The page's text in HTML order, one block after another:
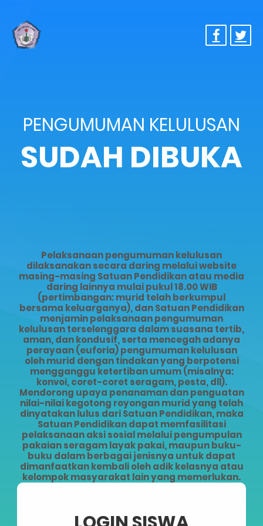
PENGUMUMAN KELULUSAN
SUDAH DIBUKA
Pelaksanaan pengumuman kelulusan
dilaksanakan secara daring melalui website
masing-masing Satuan Pendidikan atau media
daring lainnya mulai pukul 18.00 WIB
(pertimbangan: murid telah berkumpul
bersama keluarganya), dan Satuan Pendidikan
menjamin pelaksanaan pengumuman
kelulusan terselenggara dalam suasana tertib,
aman, dan kondusif, serta mencegah adanya
perayaan (euforia) pengumuman kelulusan
oleh murid dengan tindakan yang berpotensi
mengganggu ketertiban umum (misalnya:
konvoi, coret-coret seragam, pesta, dll).
Mendorong upaya penanaman dan penguatan
nilai-nilai kegotong royongan murid yang telah
dinyatakan lulus dari Satuan Pendidikan, maka
Satuan Pendidikan dapat memfasilitasi
pelaksanaan aksi sosial melalui pengumpulan
pakaian seragam layak pakai, maupun buku-
buku dalam berbagai jenisnya untuk dapat
dimanfaatkan kembali oleh adik kelasnya atau
kelompok masyarakat lain yang memerlukan.